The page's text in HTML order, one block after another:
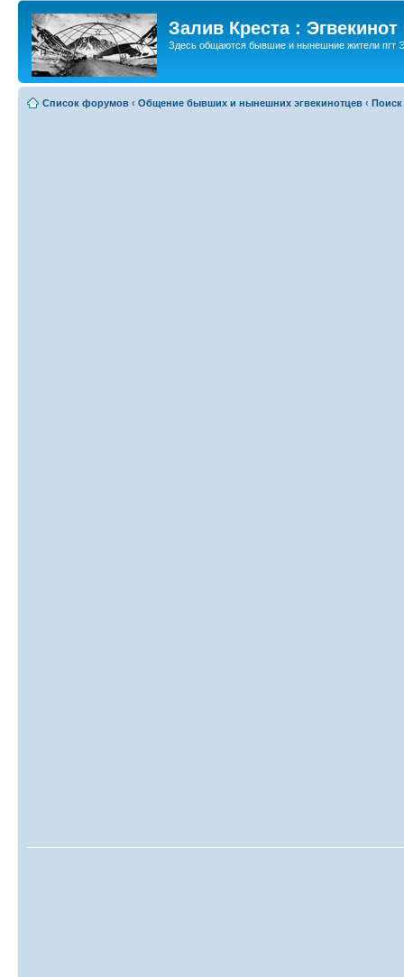
Залив Креста : Эгвекинот
Здесь общаются бывшие и нынешние жители пгт
Список форумов ‹ Общение бывших и нынешних эгвекинотцев ‹ Поиск